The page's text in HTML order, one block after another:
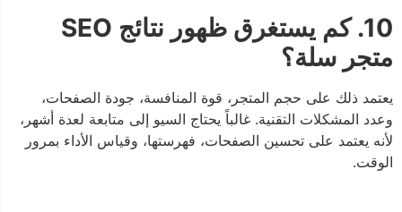
10. كم يستغرق ظهور نتائج SEO
متجر سلة؟
يعتمد ذلك على حجم المتجر، قوة المنافسة، جودة الصفحات،
وعدد المشكلات التقنية. غالباً يحتاج السيو إلى متابعة لعدة أشهر،
لأنه يعتمد على تحسين الصفحات، فهرستها، وقياس الأداء بمرور
الوقت.